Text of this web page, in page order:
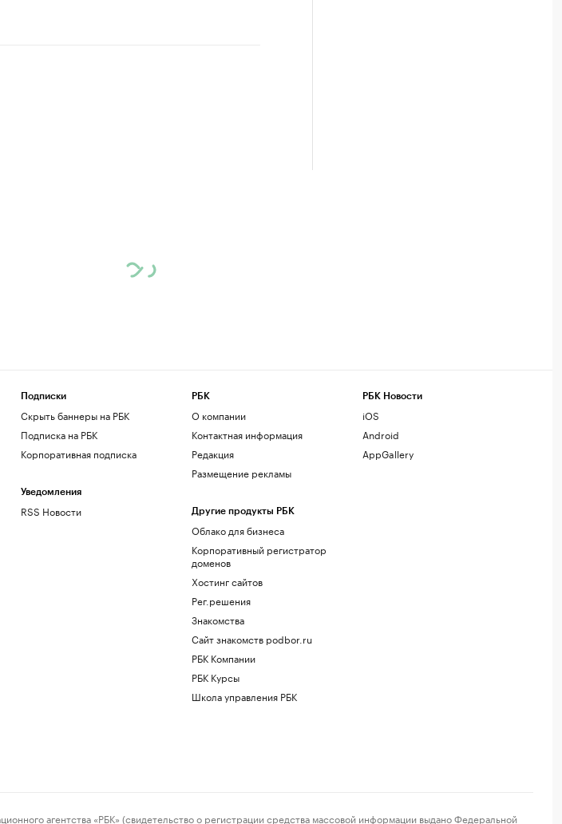
Подписки
Скрыть баннеры на РБК
Подписка на РБК
Корпоративная подписка
Уведомления
RSS Новости
РБК
О компании
Контактная информация
Редакция
Размещение рекламы
Другие продукты РБК
Облако для бизнеса
Корпоративный регистратор
доменов
Хостинг сайтов
Рег.решения
Знакомства
Сайт знакомств podbor.ru
РБК Компании
РБК Курсы
Школа управления РБК
РБК Новости
iOS
Android
AppGallery
агентства «РБК» (свидетельство о регистрации средства массовой информации выдано Федеральной